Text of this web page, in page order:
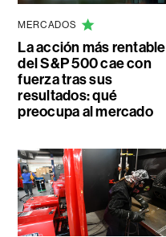
MERCADOS
La acción más rentable
del S&P 500 cae con
fuerza tras sus
resultados: qué
preocupa al mercado